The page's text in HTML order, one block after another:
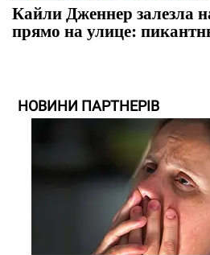
Кайли Дженнер залезла
прямо на улице:
НОВИНИ ПАРТНЕРІВ